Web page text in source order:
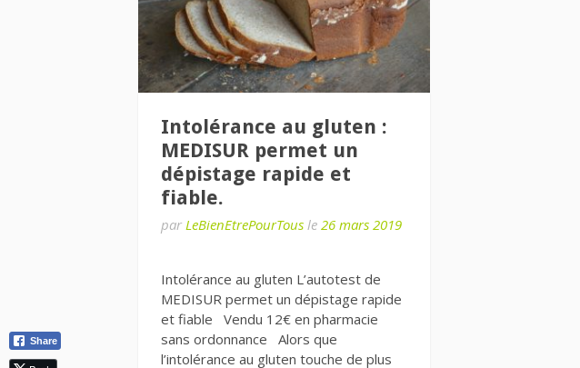
Intolérance au gluten :
MEDISUR permet un
dépistage rapide et
fiable.
par LeBienEtrePourTous le 26 mars 2019
Intolérance au gluten L’autotest de
MEDISUR permet un dépistage rapide
et fiable Vendu 12€ en pharmacie
sans ordonnance Alors que
l’intolérance au gluten touche de plus
Share